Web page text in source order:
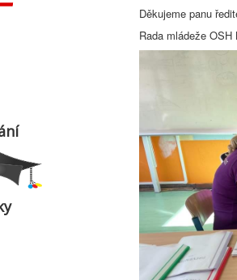
Děkujeme panu
Rada mládeže OSH